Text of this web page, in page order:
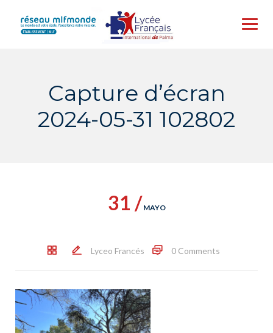
content
Capture d’écran
2024-05-31 102802
31 / MAYO
Lyceo Francés 0 Comments